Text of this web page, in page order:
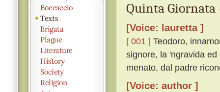
Quinta Giornata
[Voice: lauretta ]
[ 001 ] Teodoro,
signore, la 'ngravida
menato, dal padre
[Voice: author ]